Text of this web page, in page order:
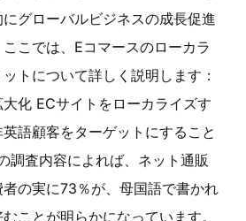
グローバルビジネスの成長促進
こでは、Eコマースのローカラ
トについて詳しく説明します：
化 ECサイトをローカライズす
語顧客をターゲットにすること
調査内容によれば、ネット通販
の実に73％が、母国語で書かれ
ことが明らかになっています。